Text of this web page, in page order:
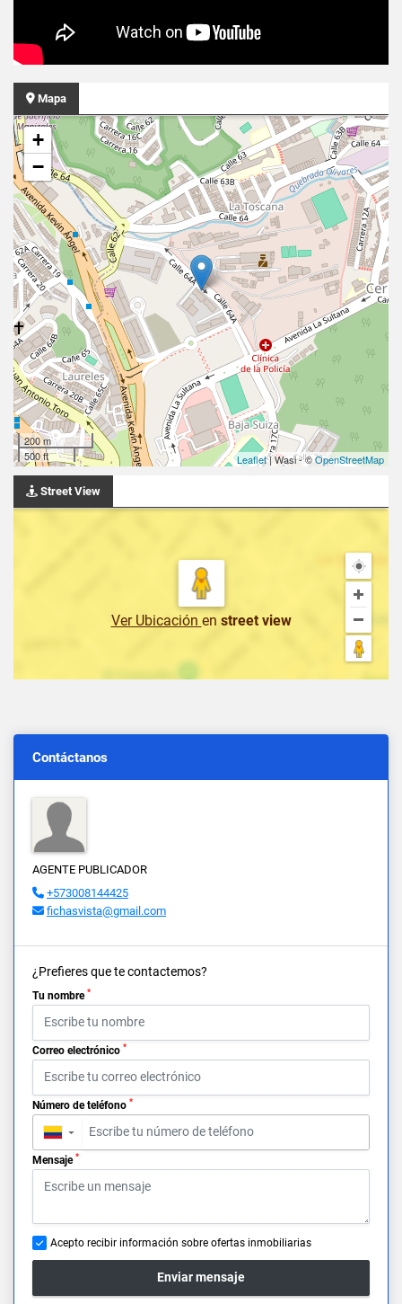
Mapa
+
−
200 m
500 ft
Leaflet| Wasi - ©OpenStreetMap
Street View
Ver Ubicación en street view
Contáctanos
AGENTE PUBLICADOR
+573008144425
fichasvista@gmail.com
¿Prefieres que te contactemos?
Tu nombre *
Correo electrónico *
Número de teléfono *
▼
Mensaje *
Acepto recibir información sobre ofertas inmobiliarias
Enviar mensaje